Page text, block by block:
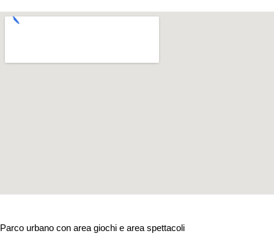
Parco urbano con area giochi e area spettacoli